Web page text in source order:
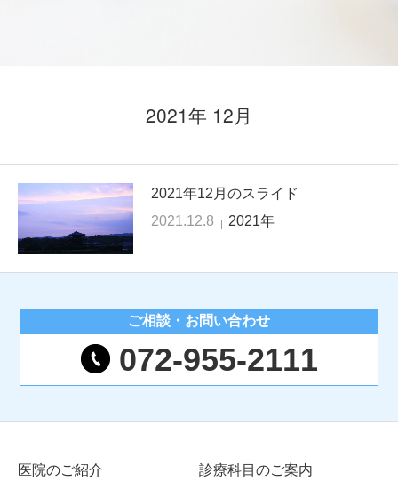
2021年 12月
2021年12月のスライド
2021.12.8
2021年
ご相談・ お問い合わせ
072-955-2111
医院のご紹介 診療科目のご案内